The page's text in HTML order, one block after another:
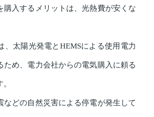
購入するメリットは、光熱費が安くな
、太陽光発電とHEMSによる使用電力
ため、電力会社からの電気購入に頼る
などの自然災害による停電が発生して